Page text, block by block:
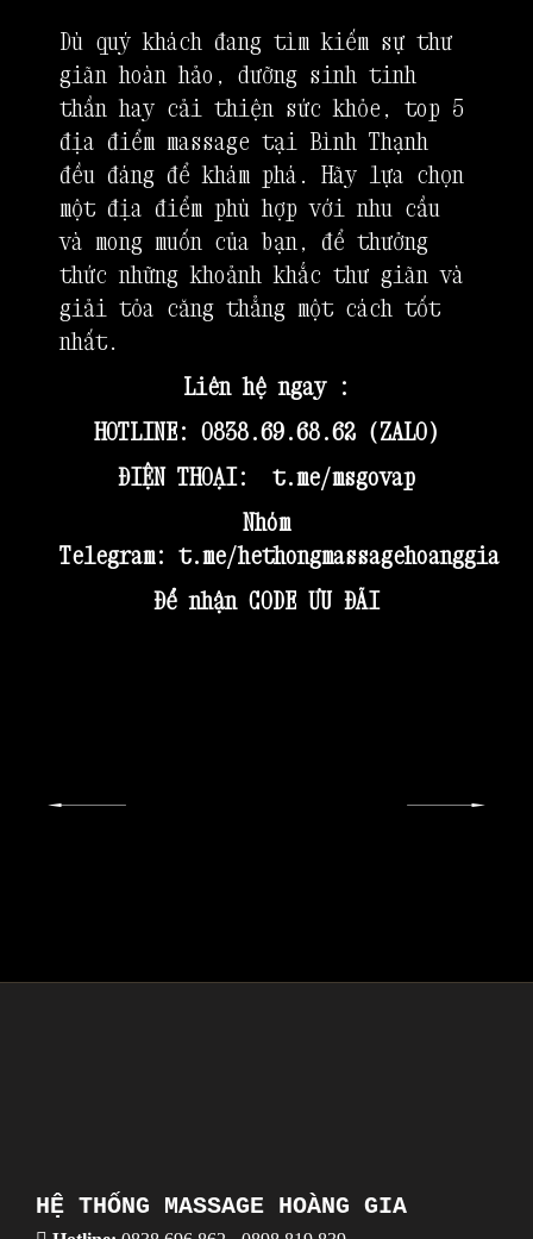
Dù quý khách đang tìm kiếm sự thư
giãn hoàn hảo, dưỡng sinh tinh
thần hay cải thiện sức khỏe, top 5
địa điểm massage tại Bình Thạnh
đều đáng để khám phá. Hãy lựa chọn
một địa điểm phù hợp với nhu cầu
và mong muốn của bạn, để thưởng
thức những khoảnh khắc thư giãn và
giải tỏa căng thẳng một cách tốt
nhất.
Liên hệ ngay :
HOTLINE: 0838.69.68.62 (ZALO)
ĐIỆN THOẠI: t.me/msgovap
Nhóm
Telegram:t.me/hethongmassagehoanggia
Để nhận CODE ƯU ĐÃI
HỆ THỐNG MASSAGE HOÀNG GIA